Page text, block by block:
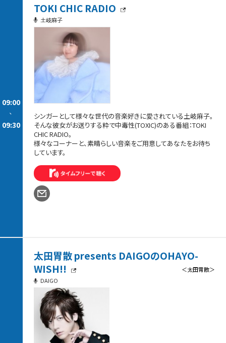
09:00
-
09:30
TOKI CHIC RADIO
土岐麻子
シンガーとして様々な世代の音楽好きに愛されている土岐麻子。
そんな彼女がお送りする粋で中毒性(TOXIC)のある番組：TOKI
CHIC RADIO。
様々なコーナーと、素晴らしい音楽をご用意してあなたをお待ち
しています。
太田胃散 presents DAIGOのOHAYO-
WISH!!
＜太田胃散＞
DAIGO